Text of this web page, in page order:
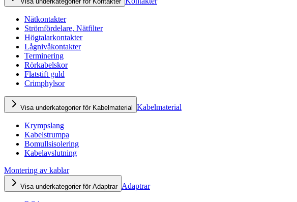
Nätkontakter
Strömfördelare, Nätfilter
Högtalarkontakter
Lågnivåkontakter
Terminering
Rörkabelskor
Flatstift guld
Crimphylsor
Visa underkategorier för Kabelmaterial Kabelmaterial
Krympslang
Kabelstrumpa
Bomullsisolering
Kabelavslutning
Montering av kablar
Visa underkategorier för Adaptrar Adaptrar